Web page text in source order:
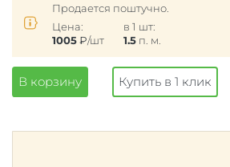
Продается поштучно.
Цена:
1005 ₽/шт
в 1 шт:
1.5 п. м.
В корзину Купить в 1 клик